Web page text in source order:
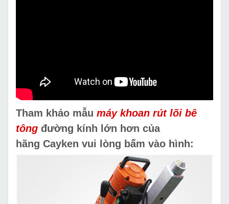
Tham khảo mẫu máy khoan rút lõi bê
tông đường kính lớn hơn của
hãng Cayken vui lòng bấm vào hình: